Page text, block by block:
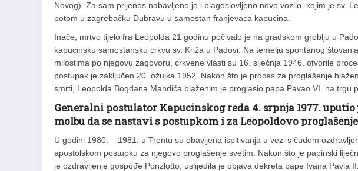
Novog). Za sam prijenos nabavljeno je i blagoslovljeno novo vozilo, kojim je sv.
potom u zagrebačku Dubravu u samostan franjevaca kapucina.
Inače, mrtvo tijelo fra Leopolda 21 godinu počivalo je na gradskom groblju u
kapucinsku samostansku crkvu sv. Križa u Padovi. Na temelju spontanog
milostima po njegovu zagovoru, crkvene vlasti su 16. siječnja 1946. otvorile
postupak je zaključen 20. ožujka 1952. Nakon što je proces za proglašenje
smrti, Leopolda Bogdana Mandića blaženim je proglasio papa Pavao VI. na trgu
Generalni postulator Kapucinskog reda 4. srpnja 1977. uputio
molbu da se nastavi s postupkom i za Leopoldovo
U godini 1980. – 1981. u Trentu su obavljena ispitivanja u vezi s čudom
apostolskom postupku za njegovo proglašenje svetim. Nakon što je papinski
je ozdravljenje gospođe Ponzlotto, uslijedila je objava dekreta pape Ivana Pavla